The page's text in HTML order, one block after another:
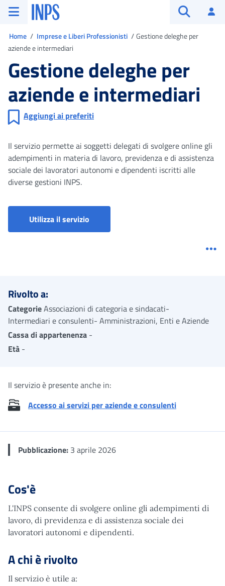
Vai al menu principale
Vai al contenuto principale
Vai al pie' di pagina
INPS ()
Home Imprese e Liberi Professionisti
Gestione deleghe per
aziende e intermediari
Gestione deleghe per
aziende e intermediari
Aggiungi ai preferiti
Il servizio permette ai soggetti delegati di svolgere online gli
adempimenti in materia di lavoro, previdenza e di assistenza
sociale dei lavoratori autonomi e dipendenti iscritti alle
diverse gestioni INPS.
Utilizza il servizio
Rivolto a:
CategorieAssociazioni di categoria e sindacati-
Intermediari e consulenti- Amministrazioni, Enti e Aziende
Cassa di appartenenza -
Età -
Il servizio è presente anche in:
Accesso ai servizi per aziende e consulenti
Pubblicazione: 3 aprile 2026
Cos'è
L'INPS consente di svolgere online gli adempimenti di
lavoro, di previdenza e di assistenza sociale dei
lavoratori autonomi e dipendenti.
A chi è rivolto
Il servizio è utile a: